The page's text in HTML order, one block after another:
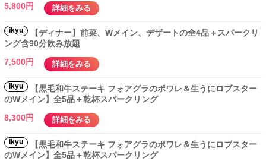
5,800円
詳細をみる
ikyu
【ディナー】前菜、Wメイン、デザートの全4品＋スパークリ
ング含90分飲み放題
7,500円
詳細をみる
ikyu
【黒毛和牛ステーキ フォアグラのポワレ＆生うにロブスター
のWメイン】全5品＋乾杯スパークリング
8,300円
詳細をみる
ikyu
【黒毛和牛ステーキ フォアグラのポワレ＆生うにロブスター
のWメイン】全5品＋乾杯スパークリング